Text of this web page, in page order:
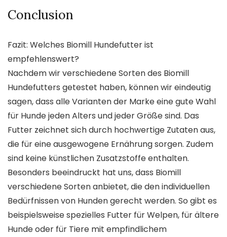
Conclusion
Fazit: Welches Biomill Hundefutter ist
empfehlenswert?
Nachdem wir verschiedene Sorten des Biomill
Hundefutters getestet haben, können wir eindeutig
sagen, dass alle Varianten der Marke eine gute Wahl
für Hunde jeden Alters und jeder Größe sind. Das
Futter zeichnet sich durch hochwertige Zutaten aus,
die für eine ausgewogene Ernährung sorgen. Zudem
sind keine künstlichen Zusatzstoffe enthalten.
Besonders beeindruckt hat uns, dass Biomill
verschiedene Sorten anbietet, die den individuellen
Bedürfnissen von Hunden gerecht werden. So gibt es
beispielsweise spezielles Futter für Welpen, für ältere
Hunde oder für Tiere mit empfindlichem